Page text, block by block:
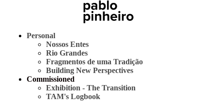
Personal
Nossos Entes
Rio Grandes
Fragmentos de uma Tradição
Building New Perspectives
Commissioned
Exhibition - The Transition
TAM's Logbook